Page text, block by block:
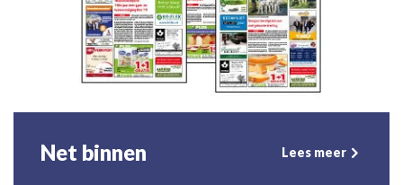
Net binnen Lees meer